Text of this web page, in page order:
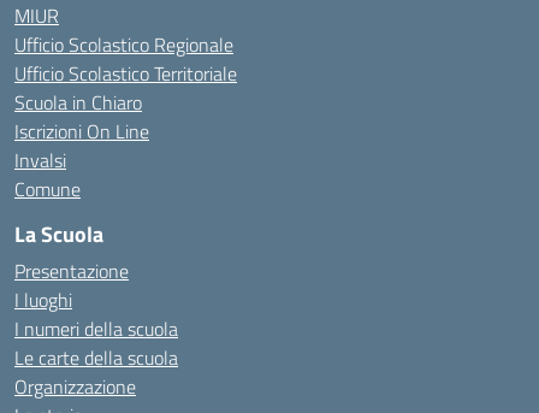
MIUR
Ufficio Scolastico Regionale
Ufficio Scolastico Territoriale
Scuola in Chiaro
Iscrizioni On Line
Invalsi
Comune
La Scuola
Presentazione
I luoghi
I numeri della scuola
Le carte della scuola
Organizzazione